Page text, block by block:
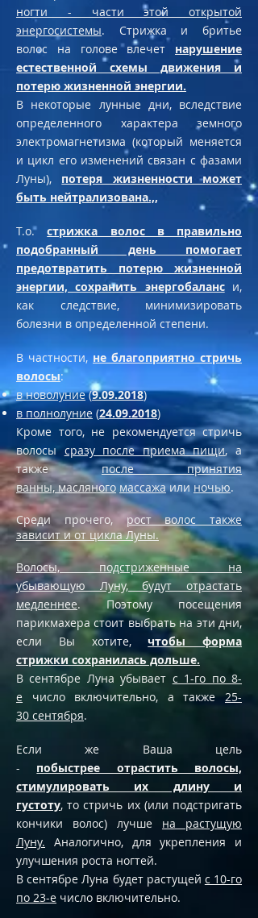
ногти - части этой открытой
энергосистемы. Стрижка и бритье
волос на голове влечет нарушение
естественной схемы движения и
потерю жизненной энергии.
В некоторые лунные дни, вследствие
определенного характера земного
электромагнетизма (который меняется
и цикл его изменений связан с фазами
Луны), потеря жизненности может
быть нейтрализована.,,
Т.о.стрижка волос в правильно
подобранный день помогает
предотвратить потерю жизненной
энергии, сохранить энергобаланси,
как следствие, минимизировать
болезни в определенной степени. ​
В частности, не благоприятно стричь
волосы:
в новолуние(9.09.2018)
в полнолуние (24.09.2018)
Кроме того, не рекомендуется стричь
волосы сразу после приема пищи, а
такжепосле принятия
ванны, масляного массажа или ночью.
Cреди прочего,рост волос также
зависит и от цикла Луны.
Волосы, подстриженные на
убывающую Луну, будут отрастать
медленнее. Поэтому посещения
парикмахера стоит выбрать на эти дни,
если Вы хотите,чтобы форма
стрижки сохранилась дольше.
В сентябре Луна убывает с 1-го по 8-
e число включительно, а также 25-
30 сентября.
Если же Ваша цель
- побыстрее отрастить волосы,
стимулировать их длину и
густоту, то стричь их (или подстригать
кончики волос) лучше на растущую
Луну. Аналогично, для укрепления и
улучшения роста ногтей.
В сентябре Луна будет растущей с 10-го
по 23-е число включительно.